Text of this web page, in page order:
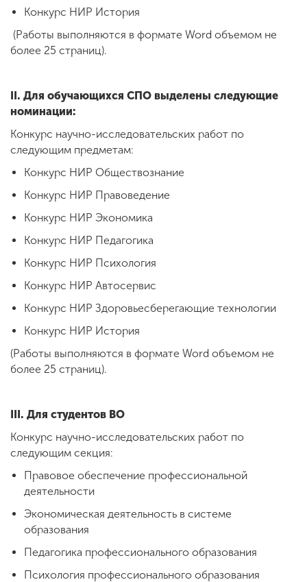
Конкурс НИР История
(Работы выполняются в формате Word объемом не
более 25 страниц).
II. Для обучающихся СПО выделены следующие
номинации:
Конкурс научно-исследовательских работ по
следующим предметам:
Конкурс НИР Обществознание
Конкурс НИР Правоведение
Конкурс НИР Экономика
Конкурс НИР Педагогика
Конкурс НИР Психология
Конкурс НИР Автосервис
Конкурс НИР Здоровьесберегающие технологии
Конкурс НИР История
(Работы выполняются в формате Word объемом не
более 25 страниц).
III. Для студентов ВО
Конкурс научно-исследовательских работ по
следующим секция:
Правовое обеспечение профессиональной
деятельности
Экономическая деятельность в системе
образования
Педагогика профессионального образования
Психология профессионального образования